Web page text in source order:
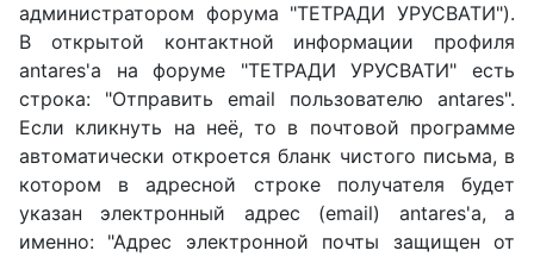
администратором форума "ТЕТРАДИ УРУСВАТИ").
В открытой контактной информации профиля
antares'a на форуме "ТЕТРАДИ УРУСВАТИ" есть
строка: "Отправить email пользователю antares".
Если кликнуть на неё, то в почтовой программе
автоматически откроется бланк чистого письма, в
котором в адресной строке получателя будет
указан электронный адрес (email) antares'a, а
именно: "Адрес электронной почты защищен от